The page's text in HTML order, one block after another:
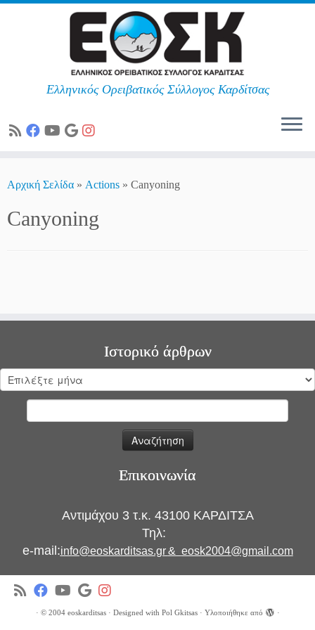
Ελληνικός Ορειβατικός Σύλλογος Καρδίτσας
Αρχική Σελίδα » Actions » Canyoning
Canyoning
Ιστορικό άρθρων
Ιστορικό
άρθρων
Επικοινωνία
Αντιμάχου 3 τ.κ. 43100 ΚΑΡΔΙΤΣΑ
Τηλ:
e-mail:info@eoskarditsas.gr & eosk2004@gmail.com
· © 2004 eoskarditsas· Designed with Pol Gkitsas· Υλοποιήθηκε από ·